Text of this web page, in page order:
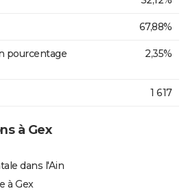
67,88%
pourcentage
2,35%
1 617
à Gex
dans l'Ain
à Gex